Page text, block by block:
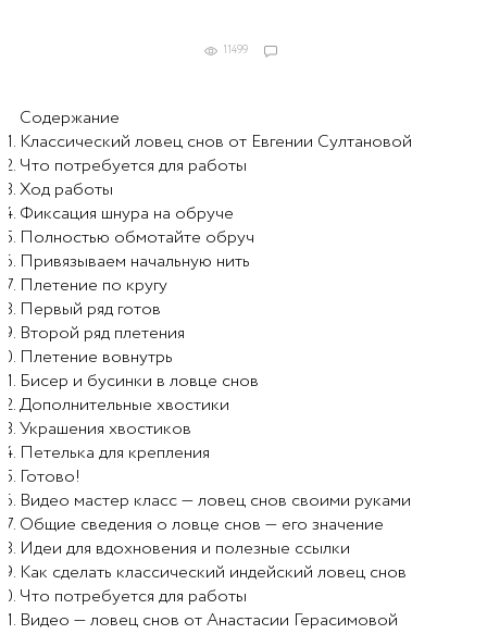
11499
Содержание
Классический ловец снов от Евгении Султановой
Что потребуется для работы
Ход работы
Фиксация шнура на обруче
Полностью обмотайте обруч
Привязываем начальную нить
Плетение по кругу
Первый ряд готов
Второй ряд плетения
Плетение вовнутрь
Бисер и бусинки в ловце снов
Дополнительные хвостики
Украшения хвостиков
Петелька для крепления
Готово!
Видео мастер класс — ловец снов своими руками
Общие сведения о ловце снов — его значение
Идеи для вдохновения и полезные ссылки
Как сделать классический индейский ловец снов
Что потребуется для работы
Видео — ловец снов от Анастасии Герасимовой